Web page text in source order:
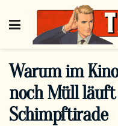
Warum im
noch Müll läuft
Schimpftirade